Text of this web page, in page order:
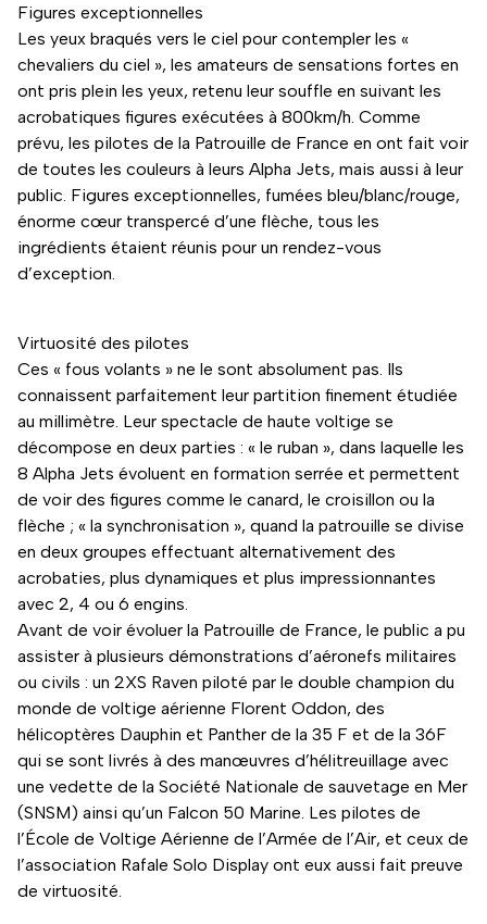
Figures exceptionnelles
Les yeux braqués vers le ciel pour contempler les «
chevaliers du ciel », les amateurs de sensations fortes en
ont pris plein les yeux, retenu leur souffle en suivant les
acrobatiques figures exécutées à 800km/h. Comme
prévu, les pilotes de la Patrouille de France en ont fait voir
de toutes les couleurs à leurs Alpha Jets, mais aussi à leur
public. Figures exceptionnelles, fumées bleu/blanc/rouge,
énorme cœur transpercé d’une flèche, tous les
ingrédients étaient réunis pour un rendez-vous
d’exception.
Virtuosité des pilotes
Ces « fous volants » ne le sont absolument pas. Ils
connaissent parfaitement leur partition finement étudiée
au millimètre. Leur spectacle de haute voltige se
décompose en deux parties : « le ruban », dans laquelle les
8 Alpha Jets évoluent en formation serrée et permettent
de voir des figures comme le canard, le croisillon ou la
flèche ; « la synchronisation », quand la patrouille se divise
en deux groupes effectuant alternativement des
acrobaties, plus dynamiques et plus impressionnantes
avec 2, 4 ou 6 engins.
Avant de voir évoluer la Patrouille de France, le public a pu
assister à plusieurs démonstrations d’aéronefs militaires
ou civils : un 2XS Raven piloté par le double champion du
monde de voltige aérienne Florent Oddon, des
hélicoptères Dauphin et Panther de la 35 F et de la 36F
qui se sont livrés à des manœuvres d’hélitreuillage avec
une vedette de la Société Nationale de sauvetage en Mer
(SNSM) ainsi qu’un Falcon 50 Marine. Les pilotes de
l’École de Voltige Aérienne de l’Armée de l’Air, et ceux de
l’association Rafale Solo Display ont eux aussi fait preuve
de virtuosité.